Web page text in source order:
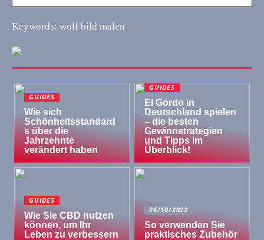
Keywords: wolf bild malen
GUIDES
Wie sich
Schönheitsstandard
s über die
Jahrzehnte
verändert haben
GUIDES
El Gordo in
Deutschland spielen
– die besten
Gewinnstrategien
und Tipps im
Überblick!
GUIDES
Wie Sie CBD nutzen
können, um Ihr
Leben zu verbessern
26/10/2022
So verwenden Sie
praktisches Zubehör